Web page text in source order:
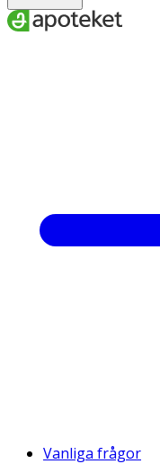
Vanliga frågor